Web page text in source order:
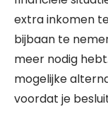
extra inkomen
bijbaan te
meer nodig
mogelijke
voordat je